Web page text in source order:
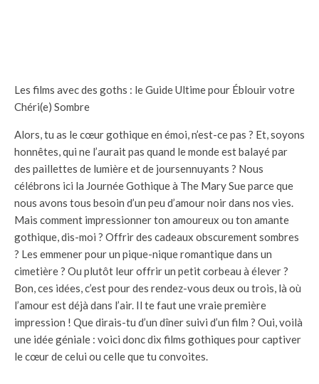
Les films avec des goths : le Guide Ultime pour Éblouir votre
Chéri(e) Sombre
Alors, tu as le cœur gothique en émoi, n’est-ce pas ? Et, soyons
honnêtes, qui ne l’aurait pas quand le monde est balayé par
des paillettes de lumière et de joursennuyants ? Nous
célébrons ici la Journée Gothique à The Mary Sue parce que
nous avons tous besoin d’un peu d’amour noir dans nos vies.
Mais comment impressionner ton amoureux ou ton amante
gothique, dis-moi ? Offrir des cadeaux obscurement sombres
? Les emmener pour un pique-nique romantique dans un
cimetière ? Ou plutôt leur offrir un petit corbeau à élever ?
Bon, ces idées, c’est pour des rendez-vous deux ou trois, là où
l’amour est déjà dans l’air. Il te faut une vraie première
impression ! Que dirais-tu d’un dîner suivi d’un film ? Oui, voilà
une idée géniale : voici donc dix films gothiques pour captiver
le cœur de celui ou celle que tu convoites.